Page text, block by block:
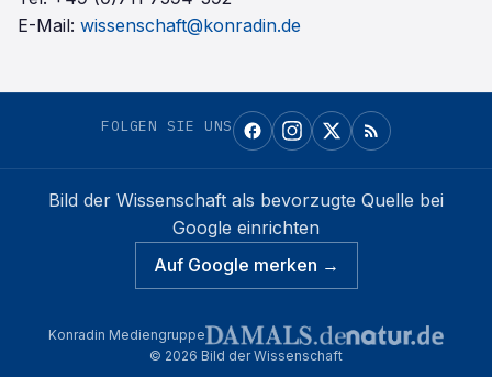
E-Mail: wissenschaft@konradin.de
FOLGEN SIE UNS
Bild der Wissenschaft als bevorzugte Quelle bei
Google einrichten
Auf Google merken →
Konradin Mediengruppe
© 2026 Bild der Wissenschaft